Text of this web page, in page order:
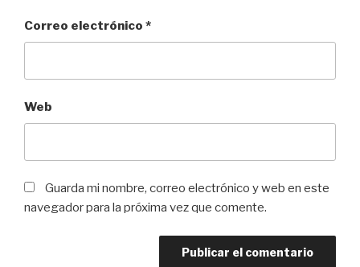
Correo electrónico *
Web
Guarda mi nombre, correo electrónico y web en este
navegador para la próxima vez que comente.